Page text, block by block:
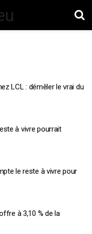
LCL : démêler le vrai du
à vivre pourrait
le reste à vivre pour
à 3,10 % de la